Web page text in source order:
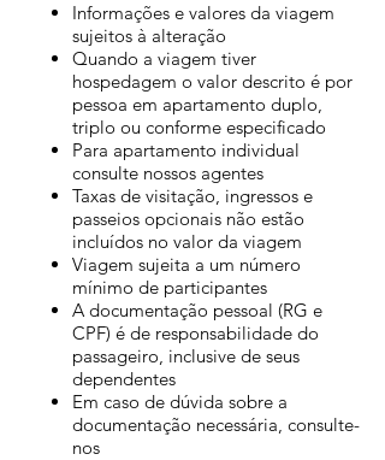
Informações e valores da viagem
sujeitos à alteração
Quando a viagem tiver
hospedagem o valor descrito é por
pessoa em apartamento duplo,
triplo ou conforme especificado
Para apartamento individual
consulte nossos agentes
Taxas de visitação, ingressos e
passeios opcionais não estão
incluídos no valor da viagem
Viagem sujeita a um número
mínimo de participantes
A documentação pessoal (RG e
CPF) é de responsabilidade do
passageiro, inclusive de seus
dependentes
Em caso de dúvida sobre a
documentação necessária, consulte-
nos